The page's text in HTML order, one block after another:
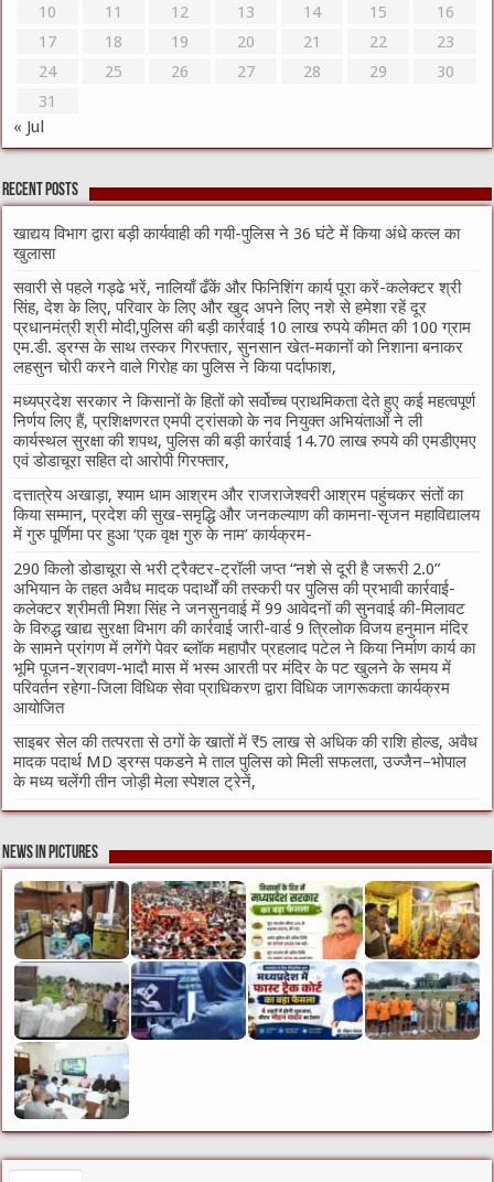
10
11 12 13 14 15
16
17
18 19 20 21 22
23
24
25 26 27 28 29
30
31
« Jul
Recent Posts
खाद्यय विभाग द्वारा बड़ी कार्यवाही की गयी-पुलिस ने 36 घंटे में किया अंधे कत्ल का
खुलासा
सवारी से पहले गड्ढे भरें, नालियाँ ढँकें और फिनिशिंग कार्य पूरा करें-कलेक्टर श्री
सिंह, देश के लिए, परिवार के लिए और खुद अपने लिए नशे से हमेशा रहें दूर
प्रधानमंत्री श्री मोदी,पुलिस की बड़ी कार्रवाई 10 लाख रुपये कीमत की 100 ग्राम
एम.डी. ड्रग्स के साथ तस्कर गिरफ्तार, सुनसान खेत-मकानों को निशाना बनाकर
लहसुन चोरी करने वाले गिरोह का पुलिस ने किया पर्दाफाश,
मध्यप्रदेश सरकार ने किसानों के हितों को सर्वोच्च प्राथमिकता देते हुए कई महत्वपूर्ण
निर्णय लिए हैं, प्रशिक्षणरत एमपी ट्रांसको के नव नियुक्त अभियंताओं ने ली
कार्यस्थल सुरक्षा की शपथ, पुलिस की बड़ी कार्रवाई 14.70 लाख रुपये की एमडीएमए
एवं डोडाचूरा सहित दो आरोपी गिरफ्तार,
दत्तात्रेय अखाड़ा, श्याम धाम आश्रम और राजराजेश्वरी आश्रम पहुंचकर संतों का
किया सम्मान, प्रदेश की सुख-समृद्धि और जनकल्याण की कामना-सृजन महाविद्यालय
में गुरु पूर्णिमा पर हुआ ‘एक वृक्ष गुरु के नाम’ कार्यक्रम-
290 किलो डोडाचूरा से भरी ट्रैक्टर-ट्रॉली जप्त “नशे से दूरी है जरूरी 2.0”
अभियान के तहत अवैध मादक पदार्थों की तस्करी पर पुलिस की प्रभावी कार्रवाई-
कलेक्टर श्रीमती मिशा सिंह ने जनसुनवाई में 99 आवेदनों की सुनवाई की-मिलावट
के विरुद्ध खाद्य सुरक्षा विभाग की कार्रवाई जारी-वार्ड 9 त्रिलोक विजय हनुमान मंदिर
के सामने प्रांगण में लगेंगे पेवर ब्लॉक महापौर प्रहलाद पटेल ने किया निर्माण कार्य का
भूमि पूजन-श्रावण-भादौ मास में भस्म आरती पर मंदिर के पट खुलने के समय में
परिवर्तन रहेगा-जिला विधिक सेवा प्राधिकरण द्वारा विधिक जागरूकता कार्यक्रम
आयोजित
साइबर सेल की तत्परता से ठगों के खातों में ₹5 लाख से अधिक की राशि होल्ड, अवैध
मादक पदार्थ MD ड्रग्स पकडने मे ताल पुलिस को मिली सफलता, उज्जैन–भोपाल
के मध्य चलेंगी तीन जोड़ी मेला स्पेशल ट्रेनें,
News in Pictures